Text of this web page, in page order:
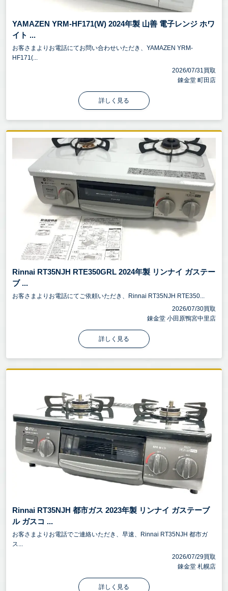
YAMAZEN YRM-HF171(W) 2024年製 山善 電子レンジ ホワ
イト ...
お客さまよりお電話にてお問い合わせいただき、YAMAZEN YRM-
HF171(...
2026/07/31買取
錬金堂 町田店
詳しく見る
Rinnai RT35NJH RTE350GRL 2024年製 リンナイ ガステー
ブ ...
お客さまよりお電話にてご依頼いただき、Rinnai RT35NJH RTE350...
2026/07/30買取
錬金堂 小田原鴨宮中里店
詳しく見る
Rinnai RT35NJH 都市ガス 2023年製 リンナイ ガステーブ
ル ガスコ ...
お客さまよりお電話でご連絡いただき、早速、Rinnai RT35NJH 都市ガ
ス...
2026/07/29買取
錬金堂 札幌店
詳しく見る